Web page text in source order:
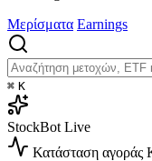
Μερίσματα Earnings
⌘ K
StockBot Live
Κατάσταση αγοράς